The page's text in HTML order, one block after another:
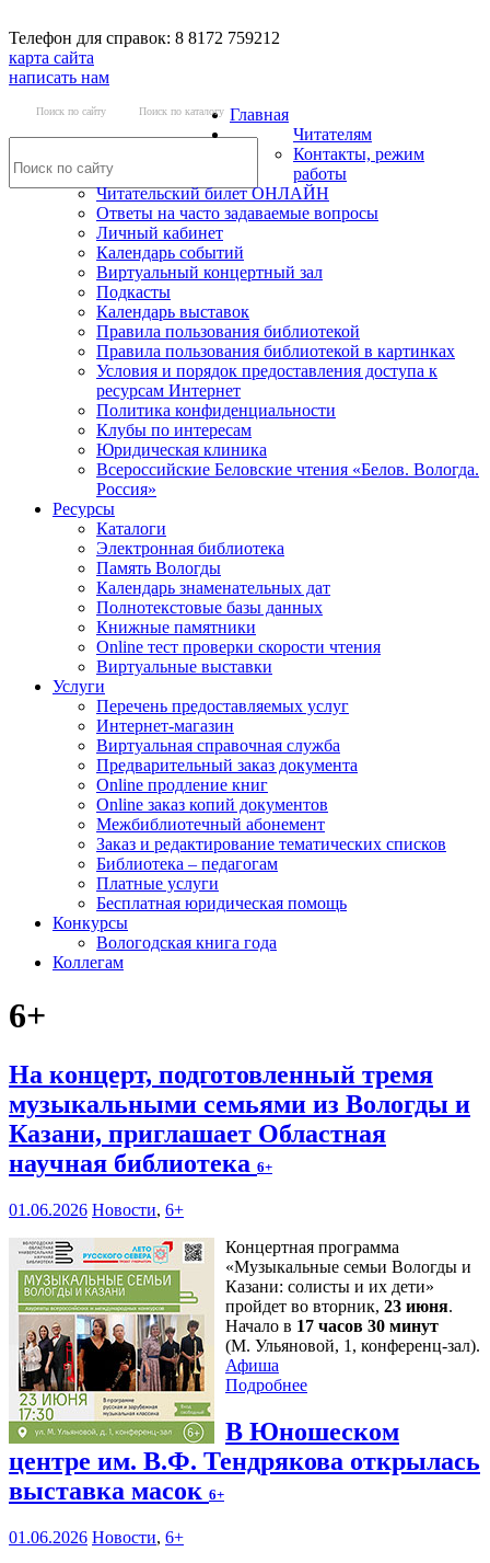
Телефон для справок: 8 8172 759212
карта сайта
написать нам
Поиск по сайту Поиск по каталогу Главная
Читателям
Контакты, режим
работы
Читательский билет ОНЛАЙН
Ответы на часто задаваемые вопросы
Личный кабинет
Календарь событий
Виртуальный концертный зал
Подкасты
Календарь выставок
Правила пользования библиотекой
Правила пользования библиотекой в картинках
Условия и порядок предоставления доступа к
ресурсам Интернет
Политика конфиденциальности
Клубы по интересам
Юридическая клиника
Всероссийские Беловские чтения «Белов. Вологда.
Россия»
Ресурсы
Каталоги
Электронная библиотека
Память Вологды
Календарь знаменательных дат
Полнотекстовые базы данных
Книжные памятники
Online тест проверки скорости чтения
Виртуальные выставки
Услуги
Перечень предоставляемых услуг
Интернет-магазин
Виртуальная справочная служба
Предварительный заказ документа
Online продление книг
Online заказ копий документов
Межбиблиотечный абонемент
Заказ и редактирование тематических списков
Библиотека – педагогам
Платные услуги
Бесплатная юридическая помощь
Конкурсы
Вологодская книга года
Коллегам
6+
На концерт, подготовленный тремя
музыкальными семьями из Вологды и
Казани, приглашает Областная
научная библиотека 6+
01.06.2026 Новости, 6+
Концертная программа
«Музыкальные семьи Вологды и
Казани: солисты и их дети»
пройдет во вторник, 23 июня.
Начало в 17 часов 30 минут
(М. Ульяновой, 1, конференц-зал).
Афиша
Подробнее
В Юношеском
центре им. В.Ф. Тендрякова открылась
выставка масок 6+
01.06.2026 Новости, 6+